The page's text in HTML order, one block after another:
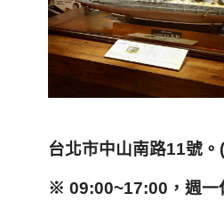
台北市中山南路11號
※ 09:00~17:00，週一